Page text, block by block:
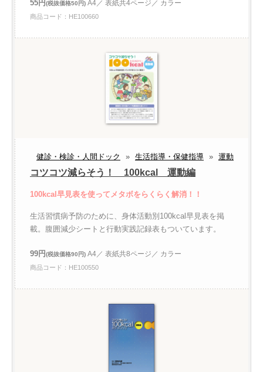
55円(税抜価格50円) A4／ 表紙共4ページ／ カラー
商品コード：HE100660
健診・検診・人間ドック » 生活指導・保健指導 » 運動
コツコツ減らそう！ 100kcal 運動編
100kcal早見表を使ってメタボをらくらく解消！！
生活習慣病予防のために、身体活動別100kcal早見表を掲
載。腹囲減少シートと行動実践記録表もついています。
99円(税抜価格90円) A4／ 表紙共8ページ／ カラー
商品コード：HE100550